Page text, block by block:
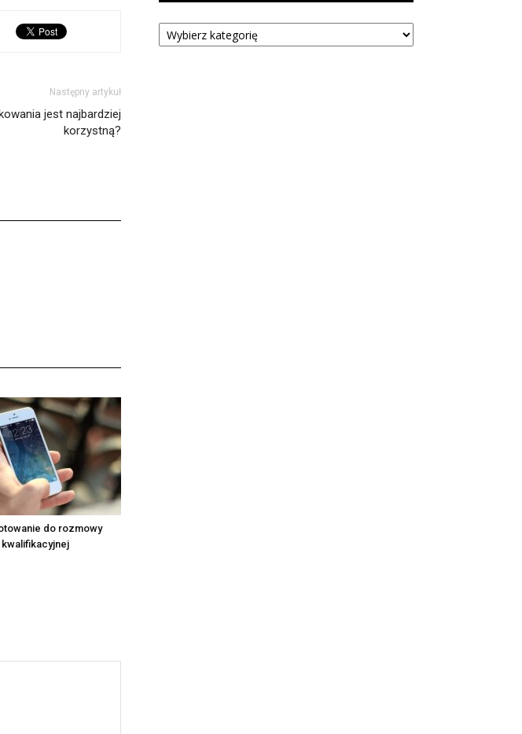
Następny artykuł
jest najbardziej
korzystną?
do rozmowy
kwalifikacyjnej
Kategorie